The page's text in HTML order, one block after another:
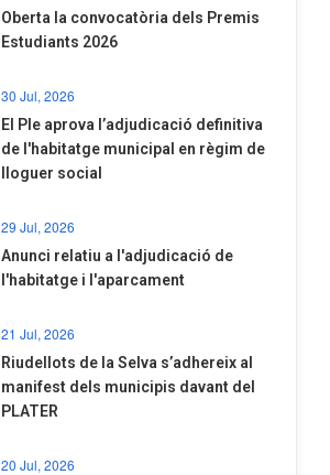
Oberta la convocatòria dels Premis
Estudiants 2026
30 Jul, 2026
El Ple aprova l’adjudicació definitiva
de l'habitatge municipal en règim de
lloguer social
29 Jul, 2026
Anunci relatiu a l'adjudicació de
l'habitatge i l'aparcament
21 Jul, 2026
Riudellots de la Selva s’adhereix al
manifest dels municipis davant del
PLATER
20 Jul, 2026